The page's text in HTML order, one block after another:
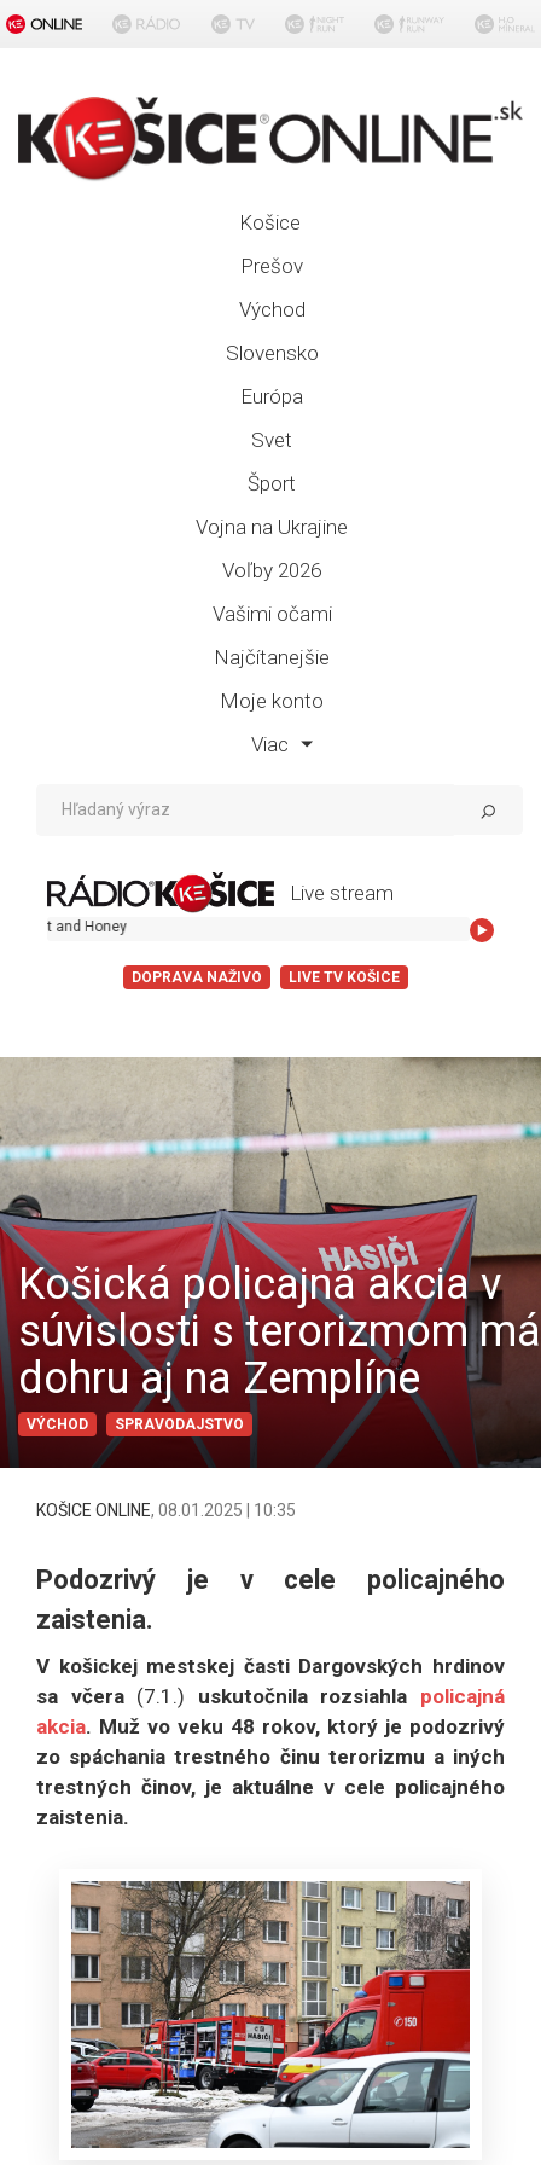
Košice
Prešov
Východ
Slovensko
Európa
Svet
Šport
Vojna na Ukrajine
Voľby 2026
Vašimi očami
Najčítanejšie
Moje konto
Viac
Live stream
and Honey
DOPRAVA NAŽIVO LIVE TV KOŠICE
Košická policajná akcia v
súvislosti s terorizmom má
dohru aj na Zemplíne
VÝCHOD SPRAVODAJSTVO
KOŠICE ONLINE, 08.01.2025 | 10:35
Podozrivý je v cele policajného
zaistenia.
V košickej mestskej časti Dargovských hrdinov
sa včera(7.1.) uskutočnila rozsiahla policajná
akcia. Muž vo veku 48 rokov, ktorý je podozrivý
zo spáchania trestného činu terorizmu a iných
trestných činov, je aktuálne v cele policajného
zaistenia.